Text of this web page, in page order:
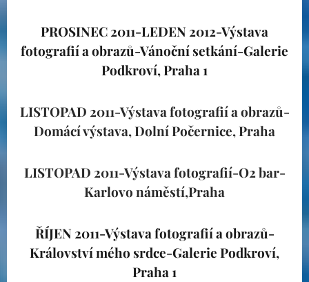
PROSINEC 2011-LEDEN 2012-Výstava
fotografií a obrazů-Vánoční setkání-Galerie
Podkroví, Praha 1
LISTOPAD 2011-Výstava fotografií a obrazů-
Domácí výstava, Dolní Počernice, Praha
LISTOPAD 2011-Výstava fotografií-O2 bar-
Karlovo náměstí,Praha
ŘÍJEN 2011-Výstava fotografií a obrazů-
Království mého srdce-Galerie Podkroví,
Praha 1